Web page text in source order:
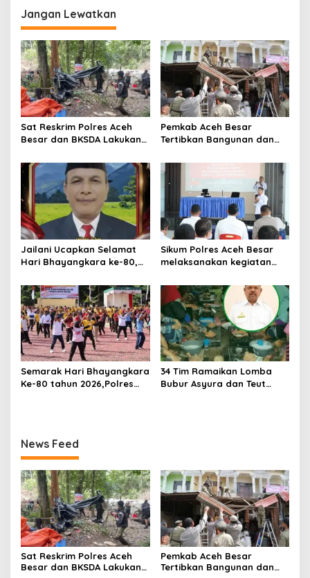
g
a
s
i
p
o
s
Jangan Lewatkan
Sat Reskrim Polres Aceh
Besar dan BKSDA Lakukan
Aktifitas Pertambangan
Emas Tanpa Izin Di
Kawasan Hutan Jantho
Pemkab Aceh Besar
Tertibkan Bangunan dan
Lambaro
Jailani Ucapkan Selamat
Hari Bhayangkara ke-80,
Mengabdi untuk
Masyarakat
Sikum Polres Aceh Besar
melaksanakan kegiatan
Penyelidikan, Penyidikan,
dan Praperadilan Menurut
KUHP dan KUHAP Baru
Semarak Hari Bhayangkara
Ke-80 tahun 2026,Polres
34 Tim Ramaikan Lomba
Bubur Asyura dan Teut
News Feed
Sat Reskrim Polres Aceh
Besar dan BKSDA Lakukan
Pemkab Aceh Besar
Tertibkan Bangunan dan